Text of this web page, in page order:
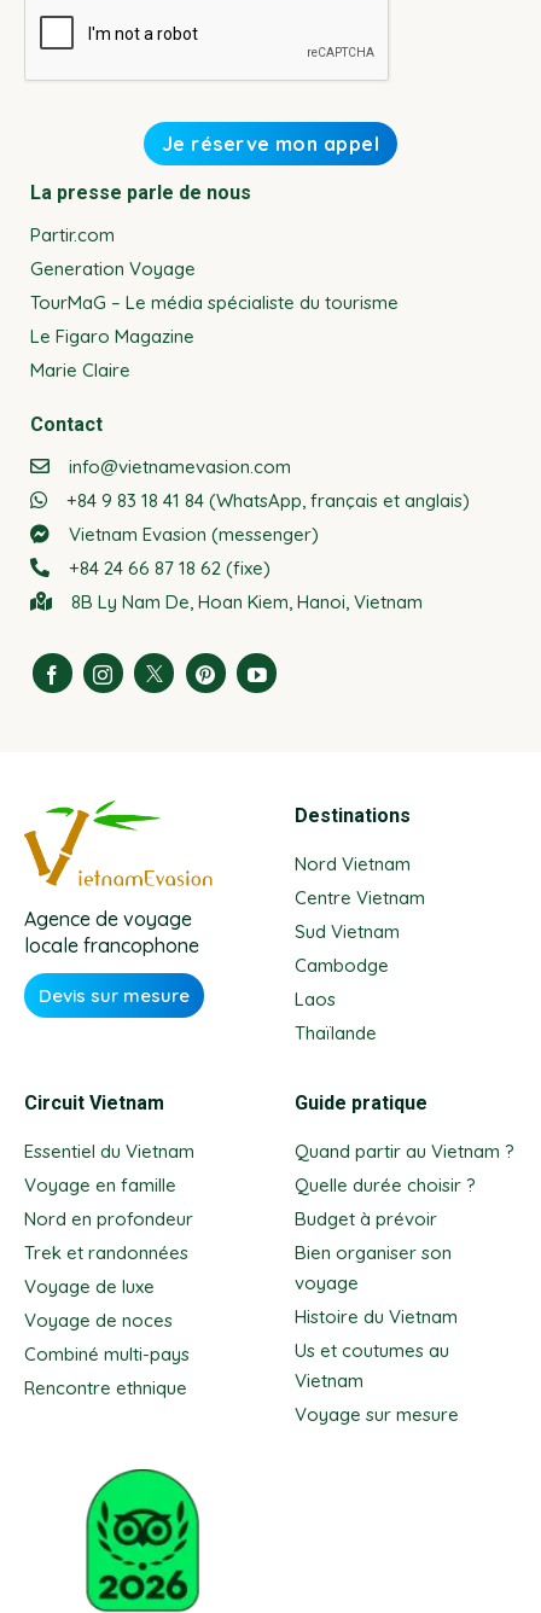
La presse parle de nous
Partir.com
Generation Voyage
TourMaG – Le média spécialiste du tourisme
Le Figaro Magazine
Marie Claire
Contact
info@vietnamevasion.com
+84 9 83 18 41 84 (WhatsApp, français et anglais)
Vietnam Evasion (messenger)
+84 24 66 87 18 62 (fixe)
8B Ly Nam De, Hoan Kiem, Hanoi, Vietnam
Agence de voyage
locale francophone
Devis sur mesure
Destinations
Nord Vietnam
Centre Vietnam
Sud Vietnam
Cambodge
Laos
Thaïlande
Circuit Vietnam
Essentiel du Vietnam
Voyage en famille
Nord en profondeur
Trek et randonnées
Voyage de luxe
Voyage de noces
Combiné multi-pays
Rencontre ethnique
Guide pratique
Quand partir au Vietnam ?
Quelle durée choisir ?
Budget à prévoir
Bien organiser son
voyage
Histoire du Vietnam
Us et coutumes au
Vietnam
Voyage sur mesure